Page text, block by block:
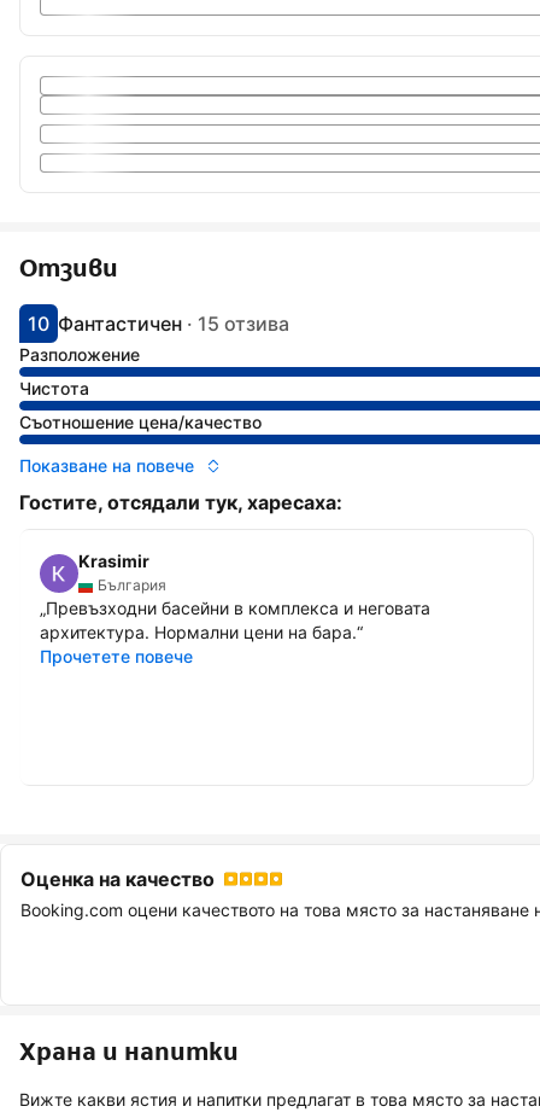
Отзиви
С оценка: 10
10
Оценено като: изключително
Фантастичен · 15 отзива
Разположение
Чистота
Съотношение цена/качество
Показване на повече
Гостите, отсядали тук, харесаха:
Krasimir
България
„Превъзходни басейни в комплекса и неговата
архитектура. Нормални цени на бара.“
Прочетете повече
Оценка на качество
Booking.com оцени качеството на това място за
Храна и напитки
Вижте какви ястия и напитки предлагат в това място за